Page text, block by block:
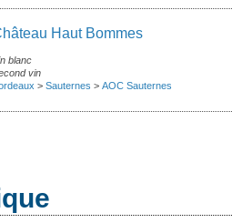
Haut Bommes
blanc
vin
> Sauternes > AOC Sauternes